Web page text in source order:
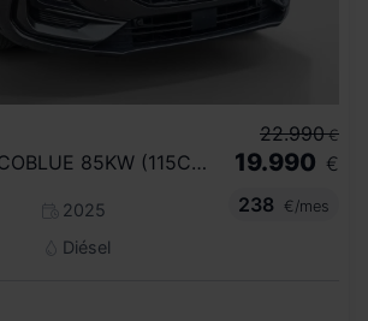
ST LINE X 1.5 ECOBLUE 85KW (115CV) AUTO
2025
Diésel
22.990 €
19.990 €
238
€/mes